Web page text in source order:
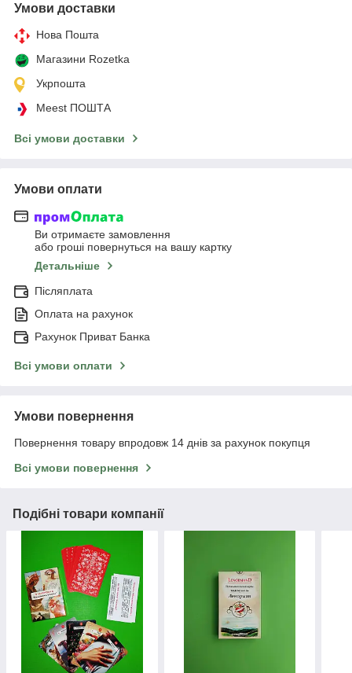
Умови доставки
Нова Пошта
Магазини Rozetka
Укрпошта
Meest ПОШТА
Всі умови доставки
Умови оплати
Ви отримаєте замовлення
або гроші повернуться на вашу картку
Детальніше
Післяплата
Оплата на рахунок
Рахунок Приват Банка
Всі умови оплати
Умови повернення
Повернення товару впродовж 14 днів за рахунок покупця
Всі умови повернення
Подібні товари компанії